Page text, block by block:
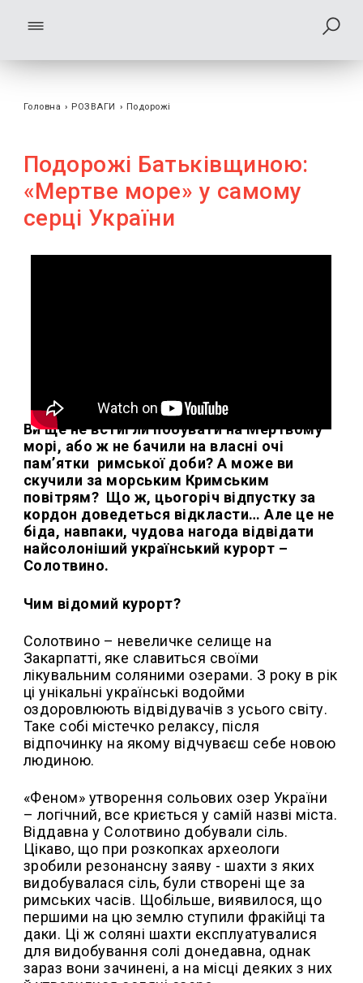
Головна › РОЗВАГИ › Подорожі
Подорожі Батьківщиною:
«Мертве море» у самому
серці України
Ви ще не встигли побувати на Мертвому
морі, або ж не бачили на власні очі
пам’ятки римської доби? А може ви
скучили за морським Кримським
повітрям? Що ж, цьогоріч відпустку за
кордон доведеться відкласти… Але це не
біда, навпаки, чудова нагода відвідати
найсолоніший український курорт –
Солотвино.
Чим відомий курорт?
Солотвино – невеличке селище на
Закарпатті, яке славиться своїми
лікувальним соляними озерами. З року в рік
ці унікальні українські водойми
оздоровлюють відвідувачів з усього світу.
Таке собі містечко релаксу, після
відпочинку на якому відчуваєш себе новою
людиною.
«Феном» утворення сольових озер України
– логічний, все криється у самій назві міста.
Віддавна у Солотвино добували сіль.
Цікаво, що при розкопках археологи
зробили резонансну заяву - шахти з яких
видобувалася сіль, були створені ще за
римських часів. Щобільше, виявилося, що
першими на цю землю ступили фракійці та
даки. Ці ж соляні шахти експлуатувалися
для видобування солі донедавна, однак
зараз вони зачинені, а на місці деяких з них